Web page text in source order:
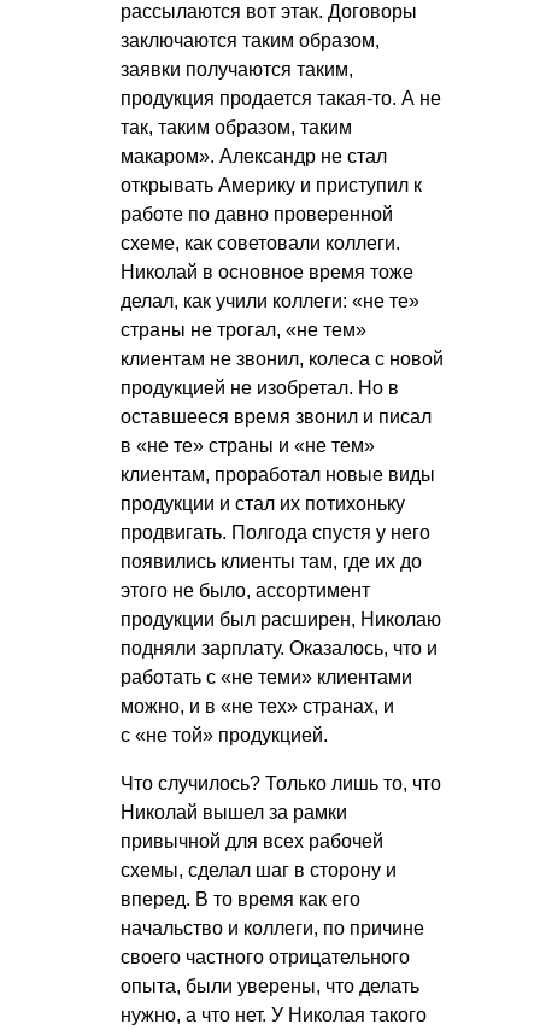
рассылаются вот этак. Договоры
заключаются таким образом,
заявки получаются таким,
продукция продается такая-то. А не
так, таким образом, таким
макаром». Александр не стал
открывать Америку и приступил к
работе по давно проверенной
схеме, как советовали коллеги.
Николай в основное время тоже
делал, как учили коллеги: «не те»
страны не трогал, «не тем»
клиентам не звонил, колеса с новой
продукцией не изобретал. Но в
оставшееся время звонил и писал
в «не те» страны и «не тем»
клиентам, проработал новые виды
продукции и стал их потихоньку
продвигать. Полгода спустя у него
появились клиенты там, где их до
этого не было, ассортимент
продукции был расширен, Николаю
подняли зарплату. Оказалось, что и
работать с «не теми» клиентами
можно, и в «не тех» странах, и
с «не той» продукцией.
Что случилось? Только лишь то, что
Николай вышел за рамки
привычной для всех рабочей
схемы, сделал шаг в сторону и
вперед. В то время как его
начальство и коллеги, по причине
своего частного отрицательного
опыта, были уверены, что делать
нужно, а что нет. У Николая такого